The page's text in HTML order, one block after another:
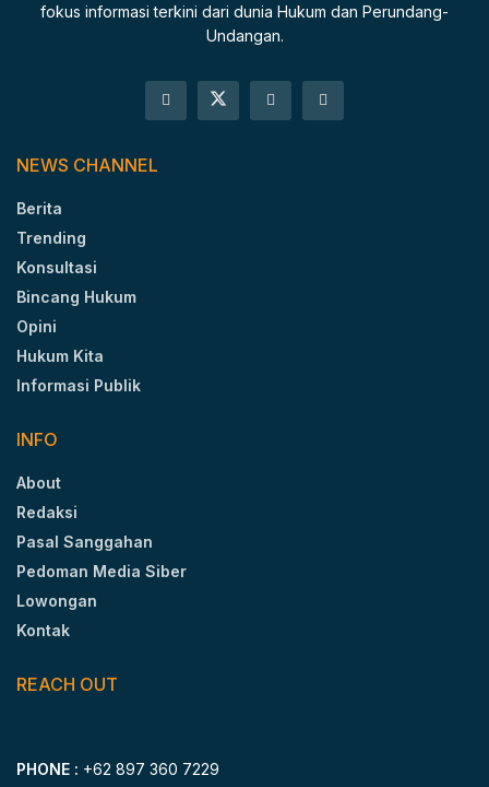
fokus informasi terkini dari dunia Hukum dan Perundang-
Undangan.
NEWS CHANNEL
Berita
Trending
Konsultasi
Bincang Hukum
Opini
Hukum Kita
Informasi Publik
INFO
About
Redaksi
Pasal Sanggahan
Pedoman Media Siber
Lowongan
Kontak
REACH OUT
PHONE : +62 897 360 7229